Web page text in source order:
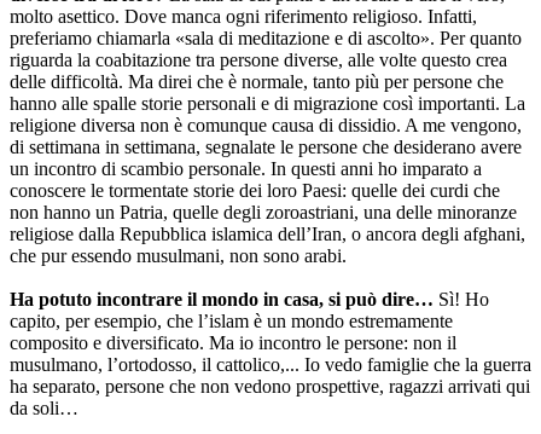
molto asettico. Dove manca ogni riferimento religioso. Infatti,
preferiamo chiamarla «sala di meditazione e di ascolto». Per quanto
riguarda la coabitazione tra persone diverse, alle volte questo crea
delle difficoltà. Ma direi che è normale, tanto più per persone che
hanno alle spalle storie personali e di migrazione così importanti. La
religione diversa non è comunque causa di dissidio. A me vengono,
di settimana in settimana, segnalate le persone che desiderano avere
un incontro di scambio personale. In questi anni ho imparato a
conoscere le tormentate storie dei loro Paesi: quelle dei curdi che
non hanno un Patria, quelle degli zoroastriani, una delle minoranze
religiose dalla Repubblica islamica dell’Iran, o ancora degli afghani,
che pur essendo musulmani, non sono arabi.
Ha potuto incontrare il mondo in casa, si può dire… Sì! Ho
capito, per esempio, che l’islam è un mondo estremamente
composito e diversificato. Ma io incontro le persone: non il
musulmano, l’ortodosso, il cattolico,... Io vedo famiglie che la guerra
ha separato, persone che non vedono prospettive, ragazzi arrivati qui
da soli…